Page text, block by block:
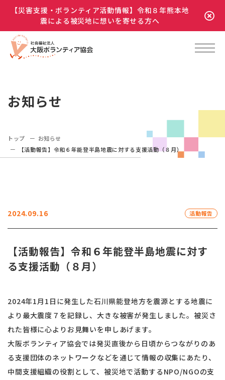
【災害支援・ボランティア活動情報】令和８年熊本地
震による被災地に想いを寄せる方へ
お知らせ
トップ
お知らせ
【活動報告】令和６年能登半島地震に対する支援活動（８月）
2024.09.16 活動報告
【活動報告】令和６年能登半島地震に対す
る支援活動（８月）
2024年1月1日に発生した石川県能登地方を震源とする地震に
より最大震度７を記録し、大きな被害が発生しました。被災さ
れた皆様に心よりお見舞いを申しあげます。
大阪ボランティア協会では発災直後から日頃からつながりのあ
る支援団体のネットワークなどを通じて情報の収集にあたり、
中間支援組織の役割として、被災地で活動するNPO/NGOの支